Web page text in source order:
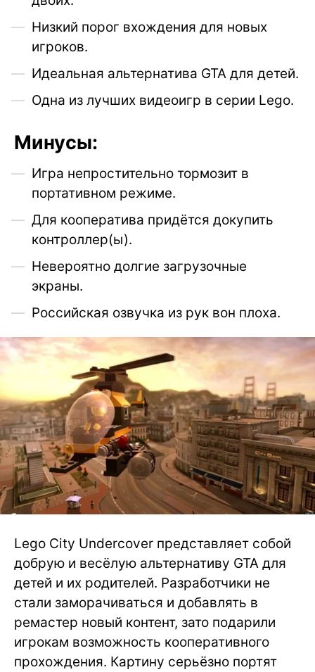
Низкий порог вхождения для новых
игроков.
Идеальная альтернатива GTA для детей.
Одна из лучших видеоигр в серии Lego.
Минусы:
Игра непростительно тормозит в
портативном режиме.
Для кооператива придётся докупить
контроллер(ы).
Невероятно долгие загрузочные
экраны.
Российская озвучка из рук вон плоха.
Lego City Undercover представляет собой
добрую и весёлую альтернативу GTA для
детей и их родителей. Разработчики не
стали заморачиваться и добавлять в
ремастер новый контент, зато подарили
игрокам возможность кооперативного
прохождения. Картину серьёзно портят